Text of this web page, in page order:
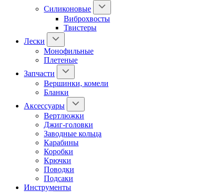
Силиконовые
Виброхвосты
Твистеры
Лески
Монофильные
Плетеные
Запчасти
Вершинки, комели
Бланки
Аксессуары
Вертлюжки
Джиг-головки
Заводные кольца
Карабины
Коробки
Крючки
Поводки
Подсаки
Инструменты